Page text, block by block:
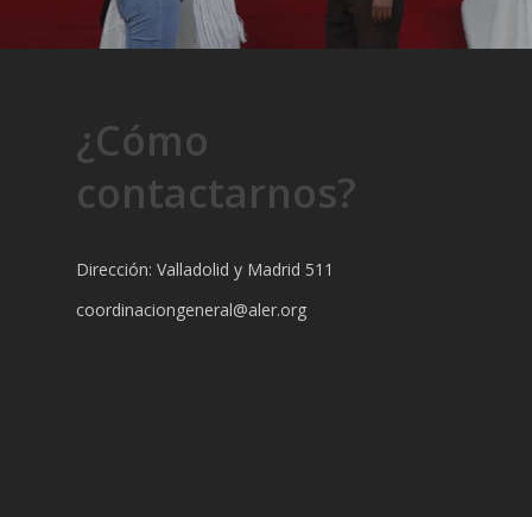
¿Cómo
contactarnos?
Dirección: Valladolid y Madrid 511
coordinaciongeneral@aler.org